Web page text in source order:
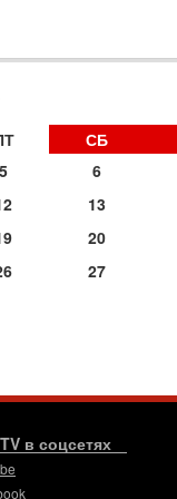
СБ
5 6
13
20
27
в соцсетях